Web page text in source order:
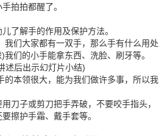
拍拍都醒了。
解手的作用及保护方法。
们大家都有一双手，那么手有什么用处
们的小手能拿东西、洗脸、刷牙等。
述后出示幻灯片小结)
本领很大，能为我们做许多事，所以我
子或剪刀把手弄破，不要咬手指头，
擦护手霜、戴手套等。